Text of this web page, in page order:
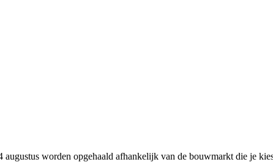
worden opgehaald afhankelijk van de bouwmarkt die je